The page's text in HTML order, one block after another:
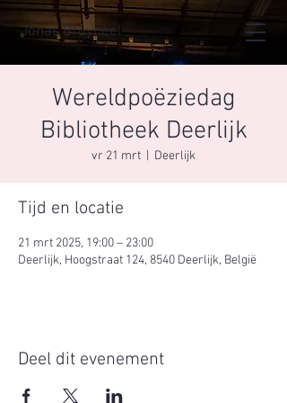
Jonas Bruyneel
Wereldpoëziedag
Bibliotheek Deerlijk
vr 21 mrt Deerlijk
Tijd en locatie
21 mrt 2025, 19:00 – 23:00
Deerlijk, Hoogstraat 124, 8540 Deerlijk, België
Deel dit evenement